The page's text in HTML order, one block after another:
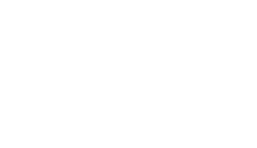
+ de 15 años en el rubro